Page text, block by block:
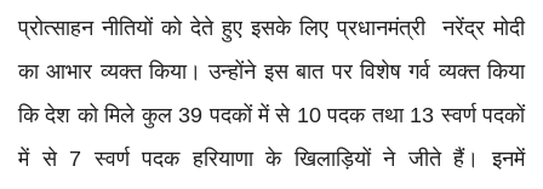
प्रोत्साहन नीतियों को देते हुए इसके लिए प्रधानमंत्री नरेंद्र मोदी
का आभार व्यक्त किया। उन्होंने इस बात पर विशेष गर्व व्यक्त किया
कि देश को मिले कुल 39 पदकों में से 10 पदक तथा 13 स्वर्ण पदकों
में से 7 स्वर्ण पदक हरियाणा के खिलाड़ियों ने जीते हैं। इनमें